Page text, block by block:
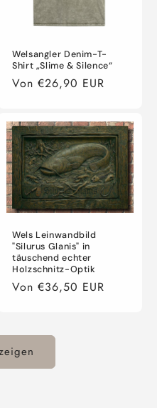
Welsangler Denim-T-
Shirt „Slime & Silence“
Normaler
Von €26,90 EUR
Wels Leinwandbild
"Silurus Glanis" in
täuschend echter
Holzschnitz-Optik
Normaler
Von €36,50 EUR